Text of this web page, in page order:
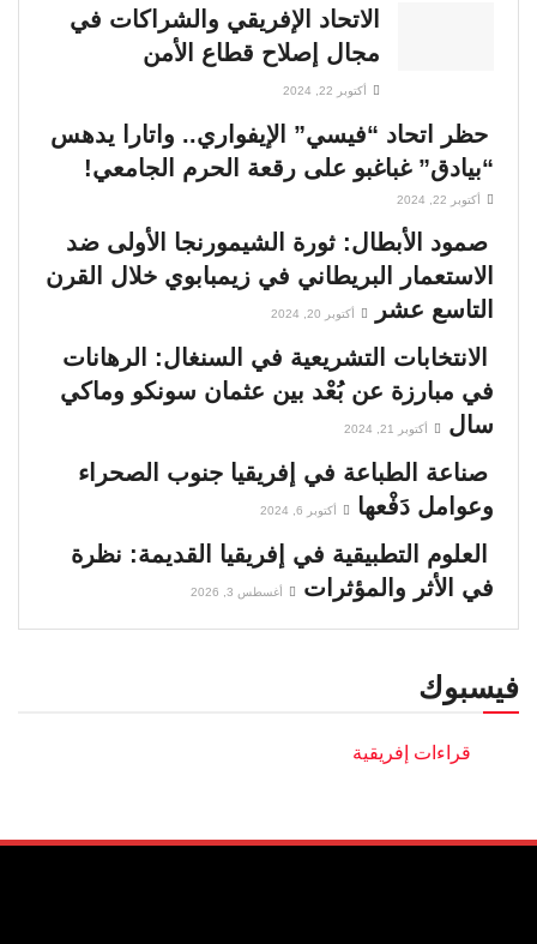
الاتحاد الإفريقي والشراكات في
مجال إصلاح قطاع الأمن
أكتوبر 22, 2024
حظر اتحاد “فيسي” الإيفواري.. واتارا يدهس
“بيادق” غباغبو على رقعة الحرم الجامعي!
أكتوبر 22, 2024
صمود الأبطال: ثورة الشيمورنجا الأولى ضد
الاستعمار البريطاني في زيمبابوي خلال القرن
التاسع عشر
أكتوبر 20, 2024
الانتخابات التشريعية في السنغال: الرهانات
في مبارزة عن بُعْد بين عثمان سونكو وماكي
سال
أكتوبر 21, 2024
صناعة الطباعة في إفريقيا جنوب الصحراء
وعوامل دَفْعها
أكتوبر 6, 2024
العلوم التطبيقية في إفريقيا القديمة: نظرة
في الأثر والمؤثرات
أغسطس 3, 2026
فيسبوك